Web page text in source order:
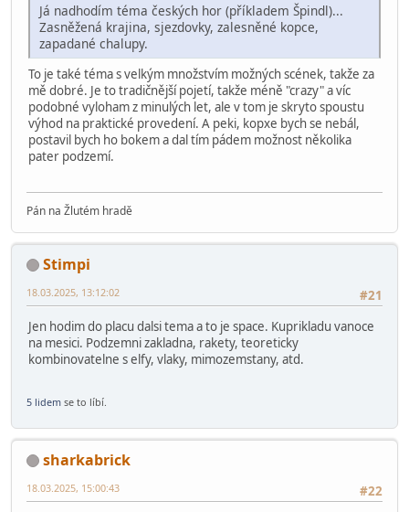
Já nadhodím téma českých hor (příkladem Špindl)...
Zasněžená krajina, sjezdovky, zalesněné kopce,
zapadané chalupy.
To je také téma s velkým množstvím možných scének, takže za
mě dobré. Je to tradičnější pojetí, takže méně "crazy" a víc
podobné vyloham z minulých let, ale v tom je skryto spoustu
výhod na praktické provedení. A peki, kopxe bych se nebál,
postavil bych ho bokem a dal tím pádem možnost několika
pater podzemí.
Pán na Žlutém hradě
Stimpi
#21
18.03.2025, 13:12:02
Jen hodim do placu dalsi tema a to je space. Kuprikladu vanoce
na mesici. Podzemni zakladna, rakety, teoreticky
kombinovatelne s elfy, vlaky, mimozemstany, atd.
5 lidem se to líbí.
sharkabrick
#22
18.03.2025, 15:00:43